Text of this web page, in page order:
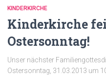
KINDERKIRCHE
Kinderkirche
Ostersonntag!
Unser nächster
Ostersonntag, 31.03.2013 um